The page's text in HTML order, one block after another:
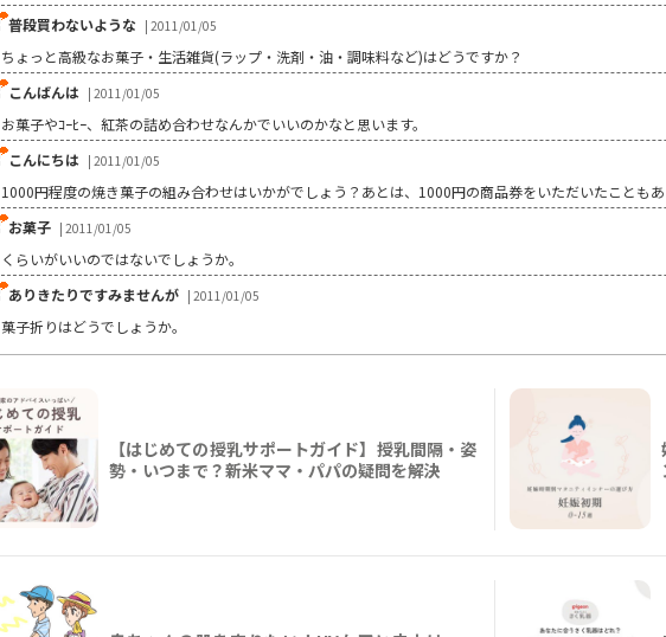
普段買わないような | 2011/01/05
ちょっと高級なお菓子・生活雑貨(ラップ・洗剤・油・調味料など)はどうですか？
こんばんは | 2011/01/05
お菓子やｺｰﾋｰ、紅茶の詰め合わせなんかでいいのかなと思います。
こんにちは | 2011/01/05
1000円程度の焼き菓子の組み合わせはいかがでしょう？あとは、1000円の商品券をいただいたこともあ
お菓子 | 2011/01/05
くらいがいいのではないでしょうか。
ありきたりですみませんが | 2011/01/05
菓子折りはどうでしょうか。
【はじめての授乳サポートガイド】授乳間隔・姿
勢・いつまで？新米ママ・パパの疑問を解決